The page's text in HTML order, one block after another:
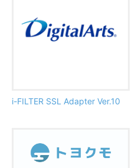
i-FILTER SSL Adapter Ver.10